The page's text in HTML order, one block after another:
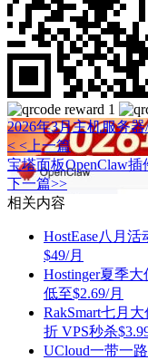
2026年3月主机服务
< <上一篇
宝塔面板OpenClaw
下一篇>>
相关内容
HostEase八月
$49/月
Hostinger夏季
低至$2.69/月
RakSmart七月
折 VPS秒杀
UCloud一带一